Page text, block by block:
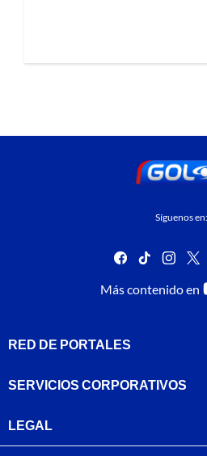
Síguenos en:
facebook
tiktok
Más contenido en
RED DE PORTALES
SERVICIOS CORPORATIVOS
LEGAL